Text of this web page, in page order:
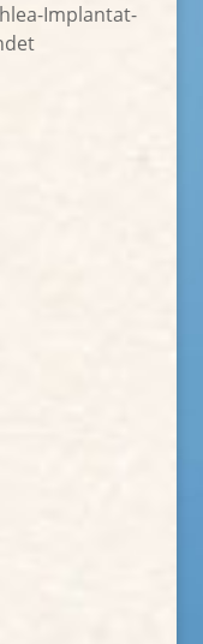
Implantat-